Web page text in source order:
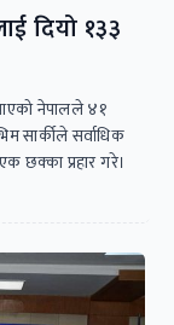
दियो १३३
पाएको नेपालले ४१
सार्कीले सर्वाधिक
छक्का प्रहार गरे।